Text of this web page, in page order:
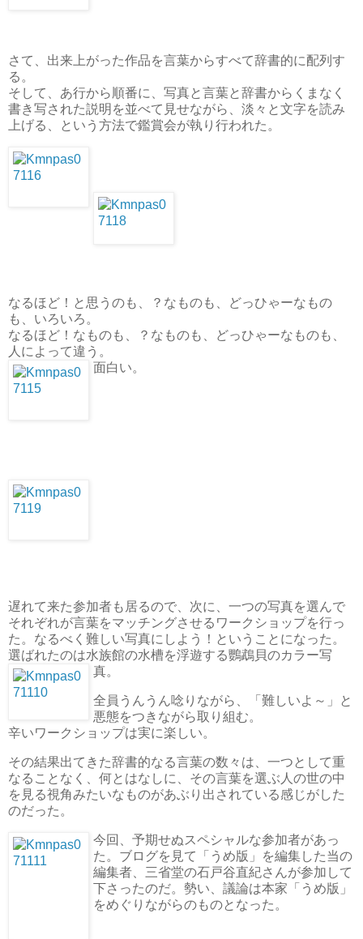
さて、出来上がった作品を言葉からすべて辞書的に配列す
る。
そして、あ行から順番に、写真と言葉と辞書からくまなく
書き写された説明を並べて見せながら、淡々と文字を読み
上げる、という方法で鑑賞会が執り行われた。
なるほど！と思うのも、？なものも、どっひゃーなもの
も、いろいろ。
なるほど！なものも、？なものも、どっひゃーなものも、
人によって違う。
面白い。
遅れて来た参加者も居るので、次に、一つの写真を選んで
それぞれが言葉をマッチングさせるワークショップを行っ
た。なるべく難しい写真にしよう！ということになった。
選ばれたのは水族館の水槽を浮遊する鸚鵡貝のカラー写
真。
全員うんうん唸りながら、「難しいよ～」と
悪態をつきながら取り組む。
辛いワークショップは実に楽しい。
その結果出てきた辞書的なる言葉の数々は、一つとして重
なることなく、何とはなしに、その言葉を選ぶ人の世の中
を見る視角みたいなものがあぶり出されている感じがした
のだった。
今回、予期せぬスペシャルな参加者があっ
た。ブログを見て「うめ版」を編集した当の
編集者、三省堂の石戸谷直紀さんが参加して
下さったのだ。勢い、議論は本家「うめ版」
をめぐりながらのものとなった。